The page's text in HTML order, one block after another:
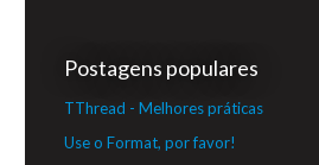
Postagens populares
TThread - Melhores práticas
Use o Format, por favor!